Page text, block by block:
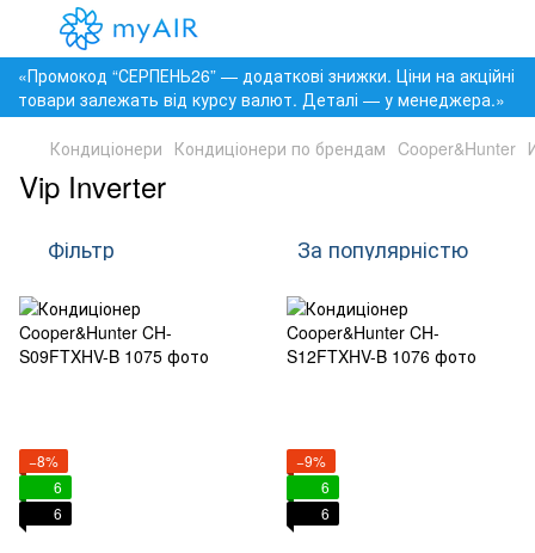
«Промокод “СЕРПЕНЬ26” — додаткові знижки. Ціни на акційні
товари залежать від курсу валют. Деталі — у менеджера.»
Кондиціонери Кондиціонери по брендам Cooper&Hunter
Vip Inverter
Фільтр За популярністю
−8%
6
6
−9%
6
6